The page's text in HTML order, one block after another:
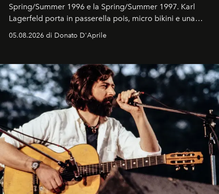
Spring/Summer 1996 e la Spring/Summer 1997. Karl
Lagerfeld porta in passerella pois, micro bikini e una
logomania pensata per la spiaggia
Kate, Claudia e Carla una dietro l'altra. Trent'anni dopo,
uno dei documenti più contemporanei che abbiamo.
05.08.2026 di Donato D'Aprile